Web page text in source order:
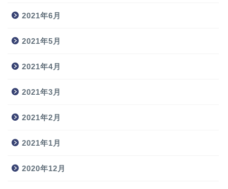
2021年6月
2021年5月
2021年4月
2021年3月
2021年2月
2021年1月
2020年12月